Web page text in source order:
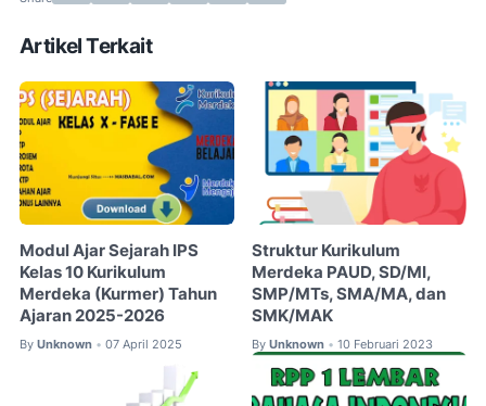
Artikel Terkait
Modul Ajar Sejarah IPS
Kelas 10 Kurikulum
Merdeka (Kurmer) Tahun
Ajaran 2025-2026
By Unknown • 07 April 2025
Struktur Kurikulum
Merdeka PAUD, SD/MI,
SMP/MTs, SMA/MA, dan
SMK/MAK
By Unknown • 10 Februari 2023